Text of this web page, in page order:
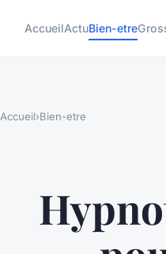
AccueilActuBien-etre
Accueil›Bien-etre